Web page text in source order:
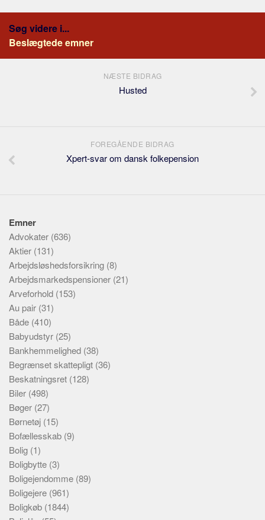
Søg videre i...
Beslægtede emner
NÆSTE BIDRAG
Husted
FOREGÅENDE BIDRAG
Xpert-svar om dansk folkepension
Emner
Advokater (636)
Aktier (131)
Arbejdsløshedsforsikring (8)
Arbejdsmarkedspensioner (21)
Arveforhold (153)
Au pair (31)
Både (410)
Babyudstyr (25)
Bankhemmelighed (38)
Begrænset skattepligt (36)
Beskatningsret (128)
Biler (498)
Bøger (27)
Børnetøj (15)
Bofællesskab (9)
Bolig (1)
Boligbytte (3)
Boligejendomme (89)
Boligejere (961)
Boligkøb (1844)